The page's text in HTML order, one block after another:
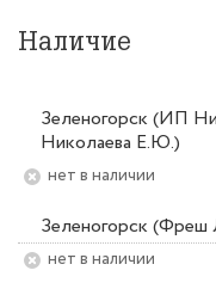
Наличие
Зеленогорск (ИП
Николаева Е.Ю.)
Нет в наличии
Зеленогорск (Фреш
Нет в наличии